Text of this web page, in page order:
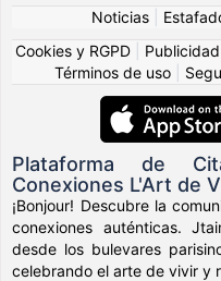
Noticias
Cookies y RGPD
Publicidad
Términos de uso
Plataforma de
Conexiones L'Art de
¡Bonjour! Descubre la
conexiones auténticas.
desde los bulevares
celebrando el arte de vivir y